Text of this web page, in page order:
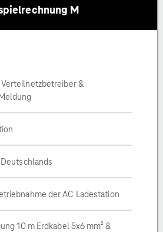
M
&
der AC Ladestation
10 m Erdkabel 5x6 mm² &